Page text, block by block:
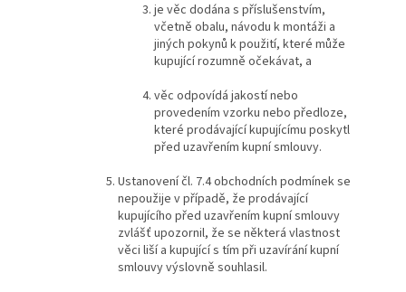
je věc dodána s příslušenstvím,
včetně obalu, návodu k montáži a
jiných pokynů k použití, které může
kupující rozumně očekávat, a
věc odpovídá jakostí nebo
provedením vzorku nebo předloze,
které prodávající kupujícímu poskytl
před uzavřením kupní smlouvy.
Ustanovení čl. 7.4 obchodních podmínek se
nepoužije v případě, že prodávající
kupujícího před uzavřením kupní smlouvy
zvlášť upozornil, že se některá vlastnost
věci liší a kupující s tím při uzavírání kupní
smlouvy výslovně souhlasil.